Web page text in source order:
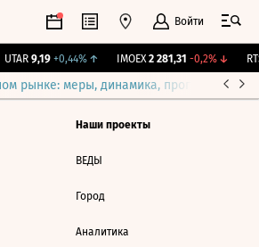
Войти
UTAR 9,19 +0,44%↑ IMOEX 2 281,31 -0,2%↓
рынке: меры, динамика, прогнозы
Наши проекты
ВЕДЫ
Город
Аналитика